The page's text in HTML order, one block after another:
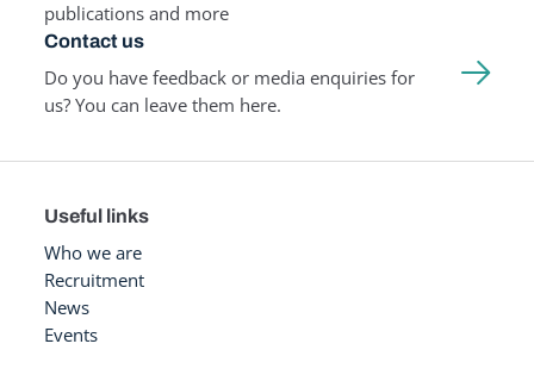
publications and more
Contact us
Do you have feedback or media enquiries for
us? You can leave them here.
Useful links
Who we are
Recruitment
News
Events